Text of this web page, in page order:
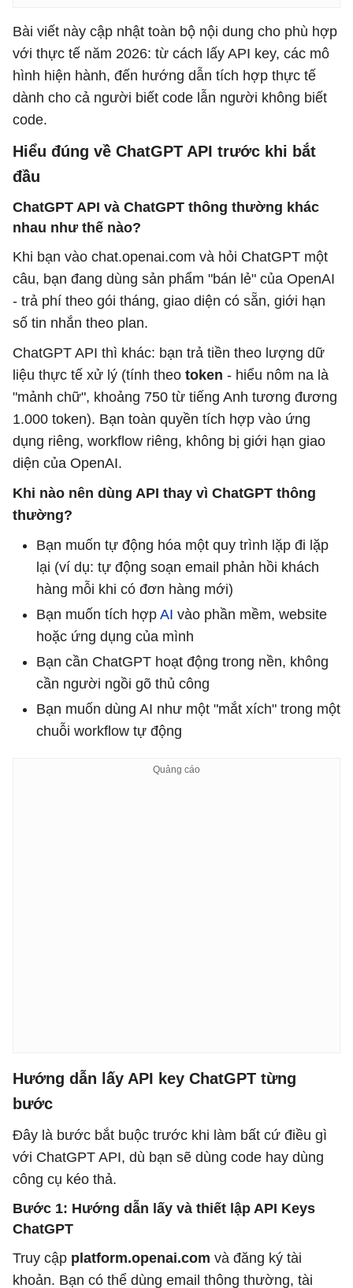
Bài viết này cập nhật toàn bộ nội dung cho phù hợp
với thực tế năm 2026: từ cách lấy API key, các mô
hình hiện hành, đến hướng dẫn tích hợp thực tế
dành cho cả người biết code lẫn người không biết
code.
Hiểu đúng về ChatGPT API trước khi bắt
đầu
ChatGPT API và ChatGPT thông thường khác
nhau như thế nào?
Khi bạn vào chat.openai.com và hỏi ChatGPT một
câu, bạn đang dùng sản phẩm "bán lẻ" của OpenAI
- trả phí theo gói tháng, giao diện có sẵn, giới hạn
số tin nhắn theo plan.
ChatGPT API thì khác: bạn trả tiền theo lượng dữ
liệu thực tế xử lý (tính theo token - hiểu nôm na là
"mảnh chữ", khoảng 750 từ tiếng Anh tương đương
1.000 token). Bạn toàn quyền tích hợp vào ứng
dụng riêng, workflow riêng, không bị giới hạn giao
diện của OpenAI.
Khi nào nên dùng API thay vì ChatGPT thông
thường?
Bạn muốn tự động hóa một quy trình lặp đi lặp
lại (ví dụ: tự động soạn email phản hồi khách
hàng mỗi khi có đơn hàng mới)
Bạn muốn tích hợp AI vào phần mềm, website
hoặc ứng dụng của mình
Bạn cần ChatGPT hoạt động trong nền, không
cần người ngồi gõ thủ công
Bạn muốn dùng AI như một "mắt xích" trong một
chuỗi workflow tự động
Hướng dẫn lấy API key ChatGPT từng
bước
Đây là bước bắt buộc trước khi làm bất cứ điều gì
với ChatGPT API, dù bạn sẽ dùng code hay dùng
công cụ kéo thả.
Bước 1: Hướng dẫn lấy và thiết lập API Keys
ChatGPT
Truy cập platform.openai.com và đăng ký tài
khoản. Bạn có thể dùng email thông thường, tài